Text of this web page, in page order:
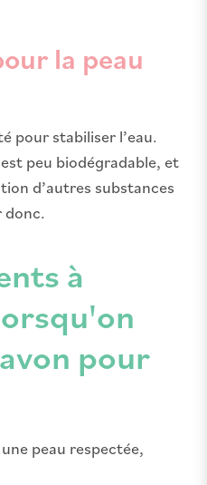
la peau
pour stabiliser l’eau.
peu biodégradable, et
d’autres substances
donc.
à
pour
peau respectée,